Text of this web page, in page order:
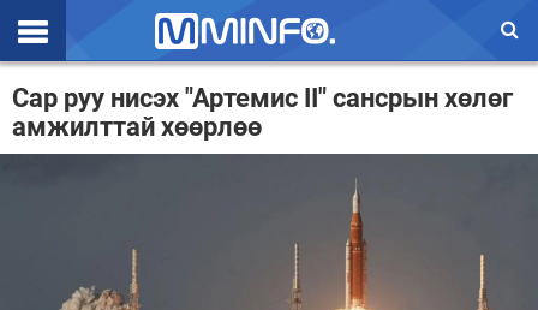
Эхлэл
Цаг агаар
Сар руу нисэх "Артемис II" сансрын хөлөг
амжилттай хөөрлөө